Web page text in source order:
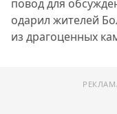
повод для
одарил жителей
из драгоценных